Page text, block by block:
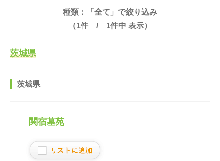
種類：「全て」で絞り込み
（1件 / 1件中 表示）
茨城県
茨城県
関宿墓苑